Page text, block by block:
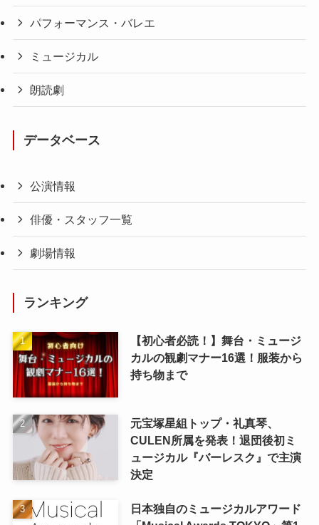
パフォーマンス・バレエ
ミュージカル
朗読劇
データベース
公演情報
俳優・スタッフ一覧
劇場情報
ランキング
【初心者必読！】舞台・ミュージ
カルの観劇マナー16選！服装から
持ち物まで
元宝塚星組トップ・礼真琴、
CULEN所属を発表！退団後初ミ
ュージカル『バーレスク』で主演
決定
日本独自のミュージカルアワード